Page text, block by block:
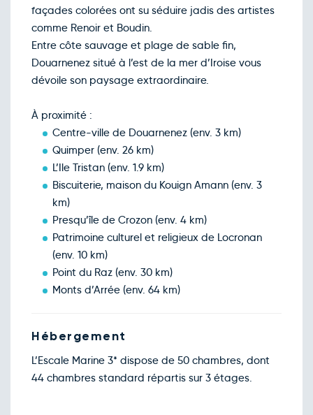
01
déc.
208€/pers
Mer.
02
208€/pers
Jeu.
03
208€/pers
Retour le Ven. 04 déc. 26
04
déc.
208€
Sam.
05
208€/pers
Retour le Dim. 06 déc. 26
Dim.
06
208€/pers
07
208€/pers
Mar.
208€
Retour le Mer. 09 déc. 26
Mer.
09
208€ /pers
déc.
11
déc.
208€/pers
Sam.
Retour le Dim. 13 déc. 26
façades colorées ont su séduire jadis des artistes
comme Renoir et Boudin.
Entre côte sauvage et plage de sable fin,
Douarnenez situé à l’est de la mer d’Iroise vous
dévoile son paysage extraordinaire.
À proximité :
Centre-ville de Douarnenez (env. 3 km)
Quimper (env. 26 km)
L’Ile Tristan (env. 1.9 km)
Biscuiterie, maison du Kouign Amann (env. 3
km)
Presqu’île de Crozon (env. 4 km)
Patrimoine culturel et religieux de Locronan
(env. 10 km)
Point du Raz (env. 30 km)
Monts d’Arrée (env. 64 km)
Hébergement
L’Escale Marine 3* dispose de 50 chambres, dont
44 chambres standard répartis sur 3 étages.